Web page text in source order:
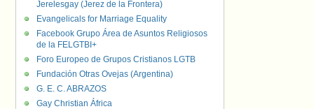
Jerelesgay (Jerez de la Frontera)
Evangelicals for Marriage Equality
Facebook Grupo Área de Asuntos Religiosos
de la FELGTBI+
Foro Europeo de Grupos Cristianos LGTB
Fundación Otras Ovejas (Argentina)
G. E. C. ABRAZOS
Gay Christian África